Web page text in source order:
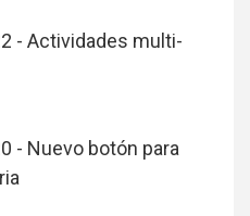
- Actividades multi-
- Nuevo botón para